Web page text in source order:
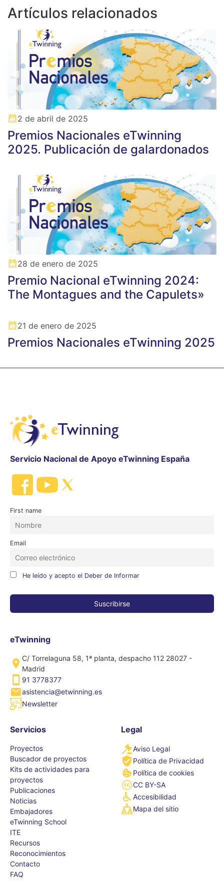
Artículos relacionados
2 de abril de 2025
Premios Nacionales eTwinning
2025. Publicación de galardonados
28 de enero de 2025
Premio Nacional eTwinning 2024:
The Montagues and the Capulets»
21 de enero de 2025
Premios Nacionales eTwinning 2025
Servicio Nacional de Apoyo eTwinning España
First name
Email
He leído y acepto el Deber de Informar
eTwinning
C/ Torrelaguna 58, 1ª planta, despacho 112 28027 -
Madrid
91 3778377
asistencia@etwinning.es
Newsletter
Servicios
Proyectos
Buscador de proyectos
Kits de actividades para
proyectos
Publicaciones
Noticias
Embajadores
eTwinning School
ITE
Recursos
Reconocimientos
Contacto
FAQ
Legal
Aviso Legal
Política de Privacidad
Política de cookies
CC BY-SA
Accesibilidad
Mapa del sitio